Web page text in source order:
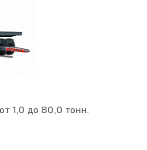
1,0 до 80,0 тонн.